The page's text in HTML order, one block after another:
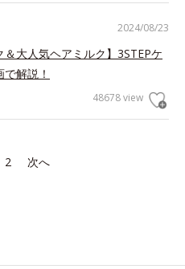
2024/08/23
＆大人気ヘアミルク】3STEPケ
解説！
48678 view
2 次へ